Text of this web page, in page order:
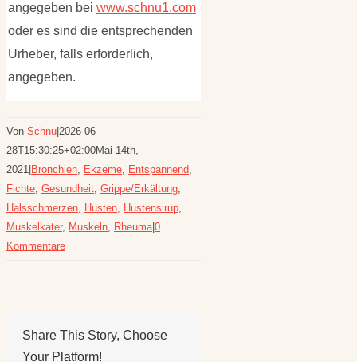
angegeben bei www.schnu1.com
oder es sind die entsprechenden
Urheber, falls erforderlich,
angegeben.
Von Schnu 2026-06-
28T15:30:25+02:00Mai 14th,
2021 Bronchien, Ekzeme, Entspannend,
Fichte, Gesundheit, Grippe/Erkältung,
Halsschmerzen, Husten, Hustensirup,
Muskelkater, Muskeln, Rheuma|0
Kommentare
Share This Story, Choose
Your Platform!